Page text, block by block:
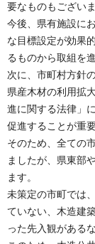
要なものもございま
今後、県有施設に
な目標設定が効果
るものから取組を
次に、市町村方針
県産木材の利用拡
進に関する法律」
促進することが重要
そのため、全ての
ましたが、県東部
ます。
未策定の市町では
ていない、木造建
った先入観がある